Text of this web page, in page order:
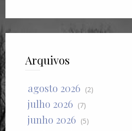
Arquivos
agosto 2026 (2)
julho 2026 (7)
junho 2026 (5)